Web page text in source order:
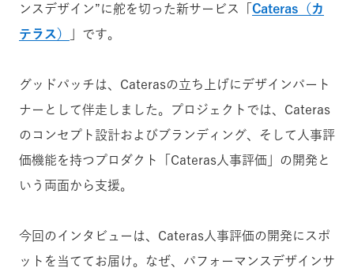
ンスデザイン”に舵を切った新サービス「 Cateras（カ
テラス）
」です。
グッドパッチは、Caterasの立ち上げにデザインパート
ナーとして伴走しました。プロジェクトでは、Cateras
のコンセプト設計およびブランディング、そして人事評
価機能を持つプロダクト「Cateras人事評価」の開発と
いう両面から支援。
今回のインタビューは、Cateras人事評価の開発にスポ
ットを当ててお届け。なぜ、 パフォーマンスデザインサ